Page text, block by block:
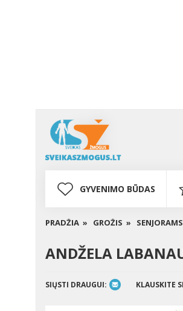
GYVENIMO BŪDAS
PRADŽIA » GROŽIS »
ANDŽELA
SIŲSTI DRAUGUI: KLAUSKITE